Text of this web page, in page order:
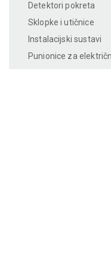
Detektori pokreta
Sklopke i utičnice
Instalacijski sustavi
Punionice za